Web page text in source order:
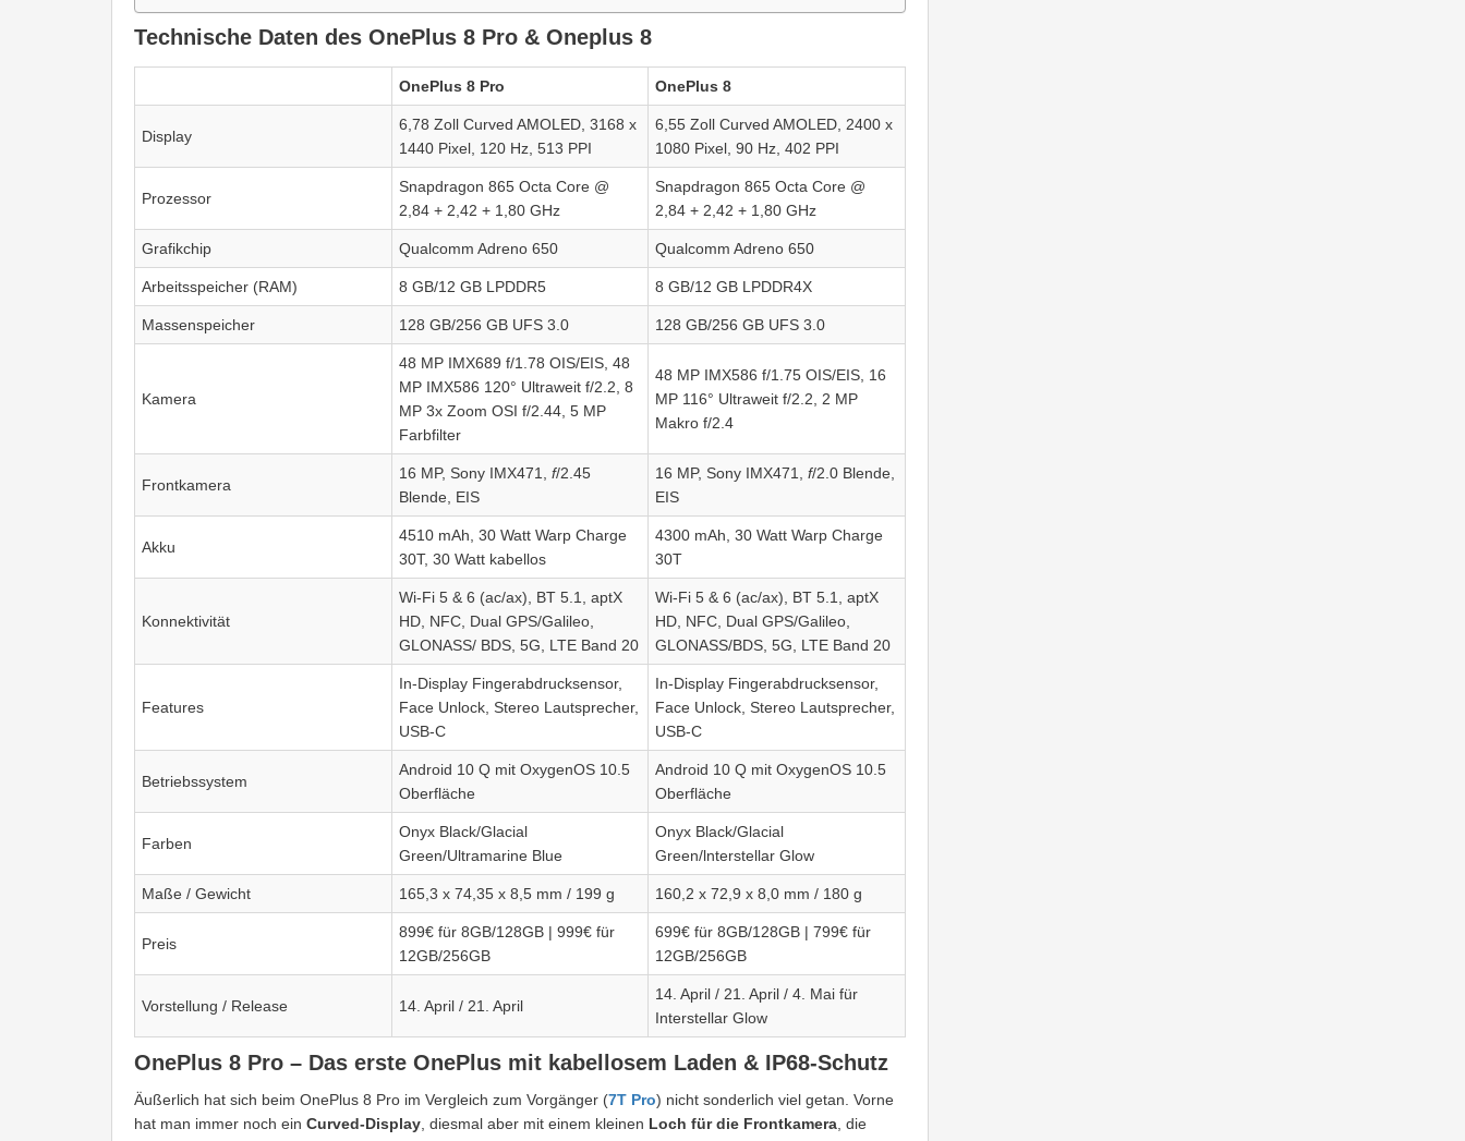
Technische Daten des OnePlus 8 Pro & Oneplus 8
OnePlus 8 Pro OnePlus 8
Display
6,78 Zoll Curved AMOLED, 3168 x
1440 Pixel, 120 Hz, 513 PPI
6,55 Zoll Curved AMOLED, 2400 x
1080 Pixel, 90 Hz, 402 PPI
Prozessor
Snapdragon 865 Octa Core @
2,84 + 2,42 + 1,80 GHz
Snapdragon 865 Octa Core @
2,84 + 2,42 + 1,80 GHz
Grafikchip Qualcomm Adreno 650 Qualcomm Adreno 650
Arbeitsspeicher (RAM) 8 GB/12 GB LPDDR5 8 GB/12 GB LPDDR4X
Massenspeicher 128 GB/256 GB UFS 3.0 128 GB/256 GB UFS 3.0
Kamera
48 MP IMX689 f/1.78 OIS/EIS, 48
MP IMX586 120° Ultraweit f/2.2, 8
MP 3x Zoom OSI f/2.44, 5 MP
Farbfilter
48 MP IMX586 f/1.75 OIS/EIS, 16
MP 116° Ultraweit f/2.2, 2 MP
Makro f/2.4
Frontkamera
16 MP, Sony IMX471, f/2.45
Blende, EIS
16 MP, Sony IMX471, f/2.0 Blende,
EIS
Akku
4510 mAh, 30 Watt Warp Charge
30T, 30 Watt kabellos
4300 mAh, 30 Watt Warp Charge
30T
Konnektivität
Wi-Fi 5 & 6 (ac/ax), BT 5.1, aptX
HD, NFC, Dual GPS/Galileo,
GLONASS/ BDS, 5G, LTE Band 20
Wi-Fi 5 & 6 (ac/ax), BT 5.1, aptX
HD, NFC, Dual GPS/Galileo,
GLONASS/BDS, 5G, LTE Band 20
Features
In-Display Fingerabdrucksensor,
Face Unlock, Stereo Lautsprecher,
USB-C
In-Display Fingerabdrucksensor,
Face Unlock, Stereo Lautsprecher,
USB-C
Betriebssystem
Android 10 Q mit OxygenOS 10.5
Oberfläche
Android 10 Q mit OxygenOS 10.5
Oberfläche
Farben
Onyx Black/Glacial
Green/Ultramarine Blue
Onyx Black/Glacial
Green/lnterstellar Glow
Maße / Gewicht 165,3 x 74,35 x 8,5 mm / 199 g 160,2 x 72,9 x 8,0 mm / 180 g
Preis
899€ für 8GB/128GB | 999€ für
12GB/256GB
699€ für 8GB/128GB | 799€ für
12GB/256GB
Vorstellung / Release 14. April / 21. April
14. April / 21. April / 4. Mai für
Interstellar Glow
OnePlus 8 Pro – Das erste OnePlus mit kabellosem Laden & IP68-Schutz
Äußerlich hat sich beim OnePlus 8 Pro im Vergleich zum Vorgänger (7T Pro) nicht sonderlich viel getan. Vorne
hat man immer noch ein Curved-Display, diesmal aber mit einem kleinen Loch für die Frontkamera, die